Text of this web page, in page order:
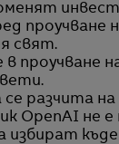
проучване
свят.
разчита на
OpenAI не е
къде